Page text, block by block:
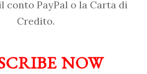
conto PayPal o la Carta di
Credito.
NOW